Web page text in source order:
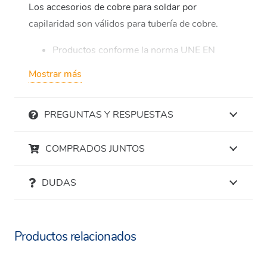
Los accesorios de cobre para soldar por
capilaridad son válidos para tubería de cobre.
Productos conforme la norma UNE EN
1254-1.
Rentable y de fácil instalación.
extremas.
paso del tiempo.
Saludable y seguro.
Mostrar más
PREGUNTAS Y RESPUESTAS
COMPRADOS JUNTOS
DUDAS
Productos relacionados